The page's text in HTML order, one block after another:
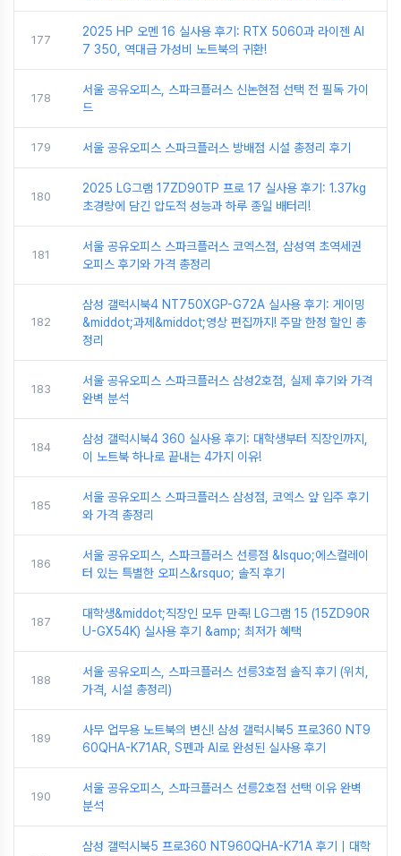
177
2025 HP 오멘 16 실사용 후기: RTX 5060과 라이젠 AI
7 350, 역대급 가성비 노트북의 귀환!
178
서울 공유오피스, 스파크플러스 신논현점 선택 전 필독 가이
드
179 서울 공유오피스 스파크플러스 방배점 시설 총정리 후기
180
2025 LG그램 17ZD90TP 프로 17 실사용 후기: 1.37kg
초경량에 담긴 압도적 성능과 하루 종일 배터리!
181
서울 공유오피스 스파크플러스 코엑스점, 삼성역 초역세권
오피스 후기와 가격 총정리
182
삼성 갤럭시북4 NT750XGP-G72A 실사용 후기: 게이밍
&middot;과제&middot;영상 편집까지! 주말 한정 할인 총
정리
183
서울 공유오피스 스파크플러스 삼성2호점, 실제 후기와 가격
완벽 분석
184
삼성 갤럭시북4 360 실사용 후기: 대학생부터 직장인까지,
이 노트북 하나로 끝내는 4가지 이유!
185
서울 공유오피스 스파크플러스 삼성점, 코엑스 앞 입주 후기
와 가격 총정리
186
서울 공유오피스, 스파크플러스 선릉점 &lsquo;에스컬레이
터 있는 특별한 오피스&rsquo; 솔직 후기
187
대학생&middot;직장인 모두 만족! LG그램 15 (15ZD90R
U-GX54K) 실사용 후기 &amp; 최저가 혜택
188
서울 공유오피스, 스파크플러스 선릉3호점 솔직 후기 (위치,
가격, 시설 총정리)
189
사무 업무용 노트북의 변신! 삼성 갤럭시북5 프로360 NT9
60QHA-K71AR, S펜과 AI로 완성된 실사용 후기
190
서울 공유오피스, 스파크플러스 선릉2호점 선택 이유 완벽
분석
삼성 갤럭시북5 프로360 NT960QHA-K71A 후기｜대학